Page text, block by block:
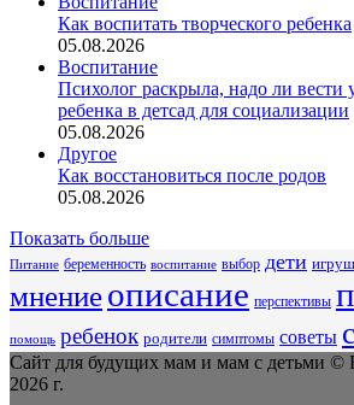
Как воспитать творческого ребенка
05.08.2026
Воспитание
Психолог раскрыла, надо ли вести
ребенка в детсад для социализации
05.08.2026
Другое
Как восстановиться после родов
05.08.2026
Показать больше
Питание беременность воспитание выбор дети
мнениеописание перспективы
помощь ребенок родители симптомы советы
Сайт для будущих мам и мам с детьми ©
2026 г.